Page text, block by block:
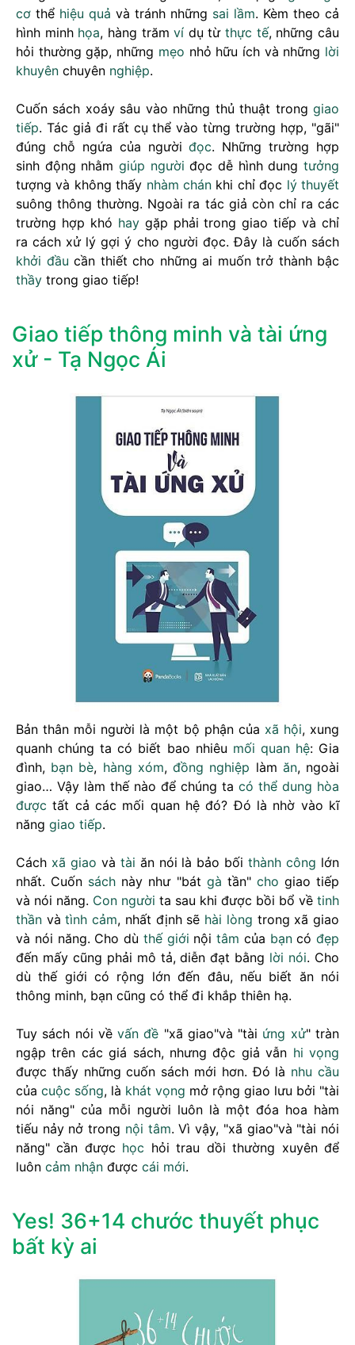
cơ thể hiệu quả và tránh những sai lầm. Kèm theo cả
hình minh họa, hàng trămví dụ từthực tế, những câu
hỏi thường gặp, những mẹo nhỏ hữu ích và những lời
khuyên chuyên nghiệp.
Cuốn sách xoáy sâu vào những thủ thuật trong giao
tiếp. Tác giả đi rất cụ thể vào từng trường hợp, "gãi"
đúng chỗ ngứa của ngườiđọc. Những trường hợp
sinh động nhằm giúp người đọc dễ hình dungtưởng
tượng và không thấy nhàm chán khi chỉ đọc lý thuyết
suông thông thường. Ngoài ra tác giả còn chỉ ra các
trường hợp khó haygặp phải trong giao tiếp và chỉ
ra cách xử lý gợi ý cho người đọc. Đây là cuốn sách
khởi đầu cần thiết cho những ai muốn trở thành bậc
thầy trong giao tiếp!
Giao tiếp thông minh và tài ứng
xử - Tạ Ngọc Ái
Bản thân mỗi người là một bộ phận của xã hội, xung
quanh chúng ta có biết bao nhiêu mối quan hệ: Gia
đình, bạn bè, hàng xóm,đồng nghiệp làm ăn, ngoài
giao… Vậy làm thế nào để chúng ta có thể dung hòa
được tất cả các mối quan hệ đó? Đó là nhờ vào kĩ
năng giao tiếp.
Cách xã giao và tài ăn nói là bảo bốithành công lớn
nhất. Cuốn sách này như "bát gà tần" cho giao tiếp
và nói năng. Con người ta sau khi được bồi bổ về tinh
thần vàtình cảm, nhất định sẽ hài lòng trong xã giao
và nói năng. Cho dù thế giới nội tâm của bạncó đẹp
đến mấy cũng phải mô tả, diễn đạt bằng lời nói. Cho
dù thế giới có rộng lớn đến đâu, nếu biết ăn nói
thông minh, bạn cũng có thể đi khắp thiên hạ.
Tuy sách nói vềvấn đề "xã giao"và "tài ứng xử" tràn
ngập trên các giá sách, nhưng độc giả vẫn hi vọng
được thấy những cuốn sách mới hơn. Đó là nhu cầu
của cuộc sống, là khát vọng mở rộng giao lưu bởi "tài
nói năng" của mỗi người luôn là một đóa hoa hàm
tiếu nảy nở trong nội tâm. Vì vậy, "xã giao"và "tài nói
năng" cần được học hỏi trau dồi thường xuyên để
luôn cảm nhận được cái mới.
Yes! 36+14 chước thuyết phục
bất kỳ ai